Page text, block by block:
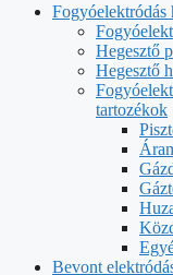
Hegesztő
Hegesztő
tartozékok
Bevont